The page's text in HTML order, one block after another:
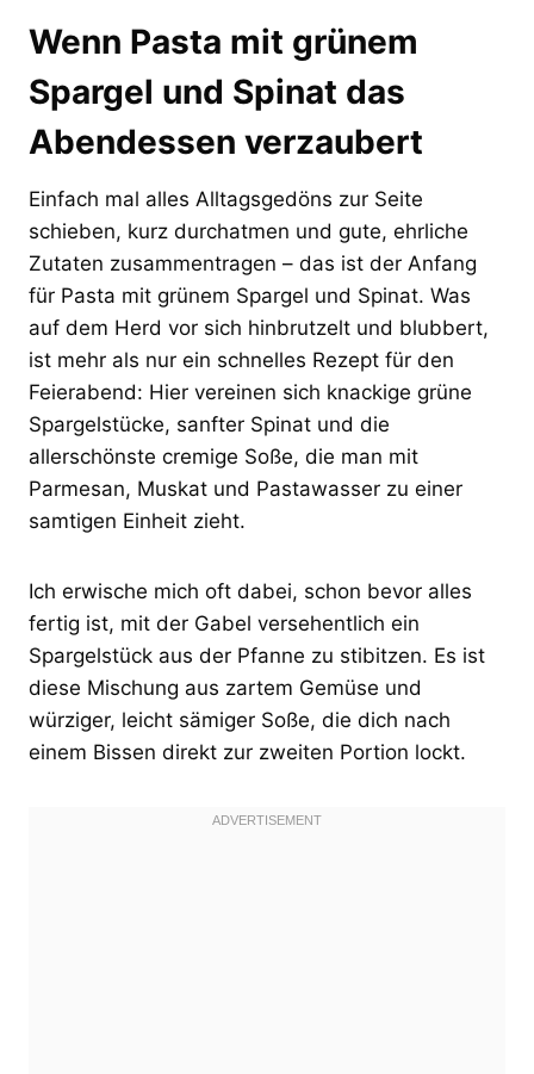
Wenn Pasta mit grünem
Spargel und Spinat das
Abendessen verzaubert
Einfach mal alles Alltagsgedöns zur Seite
schieben, kurz durchatmen und gute, ehrliche
Zutaten zusammentragen – das ist der Anfang
für Pasta mit grünem Spargel und Spinat. Was
auf dem Herd vor sich hinbrutzelt und blubbert,
ist mehr als nur ein schnelles Rezept für den
Feierabend: Hier vereinen sich knackige grüne
Spargelstücke, sanfter Spinat und die
allerschönste cremige Soße, die man mit
Parmesan, Muskat und Pastawasser zu einer
samtigen Einheit zieht.
Ich erwische mich oft dabei, schon bevor alles
fertig ist, mit der Gabel versehentlich ein
Spargelstück aus der Pfanne zu stibitzen. Es ist
diese Mischung aus zartem Gemüse und
würziger, leicht sämiger Soße, die dich nach
einem Bissen direkt zur zweiten Portion lockt.